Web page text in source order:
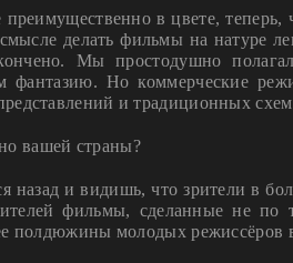
в цвете, теперь,
делать фильмы на натуре
Мы простодушно
Но коммерческие
и традиционных
вашей страны?
назад и видишь, что зрители в
фильмы, сделанные не по
полдюжины молодых режиссёров